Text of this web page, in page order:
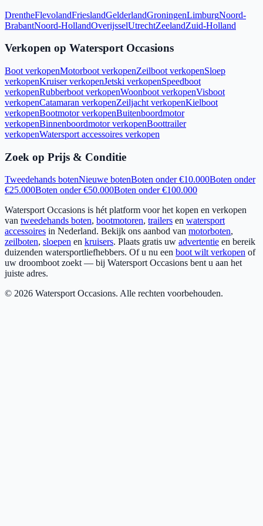
DrentheFlevolandFrieslandGelderlandGroningenLimburgNoord-
BrabantNoord-HollandOverijsselUtrechtZeelandZuid-Holland
Verkopen op Watersport Occasions
Boot verkopenMotorboot verkopenZeilboot verkopenSloep
verkopenKruiser verkopenJetski verkopenSpeedboot
verkopenRubberboot verkopenWoonboot verkopenVisboot
verkopenCatamaran verkopenZeiljacht verkopenKielboot
verkopenBootmotor verkopenBuitenboordmotor
verkopenBinnenboordmotor verkopenBoottrailer
verkopenWatersport accessoires verkopen
Zoek op Prijs & Conditie
Tweedehands botenNieuwe botenBoten onder €10.000Boten onder
€25.000Boten onder €50.000Boten onder €100.000
Watersport Occasions is hét platform voor het kopen en verkopen
van tweedehands boten, bootmotoren, trailers en watersport
accessoires in Nederland. Bekijk ons aanbod van motorboten,
zeilboten, sloepen en kruisers. Plaats gratis uw advertentie en bereik
duizenden watersportliefhebbers. Of u nu een boot wilt verkopen of
uw droomboot zoekt — bij Watersport Occasions bent u aan het
juiste adres.
© 2026 Watersport Occasions. Alle rechten voorbehouden.